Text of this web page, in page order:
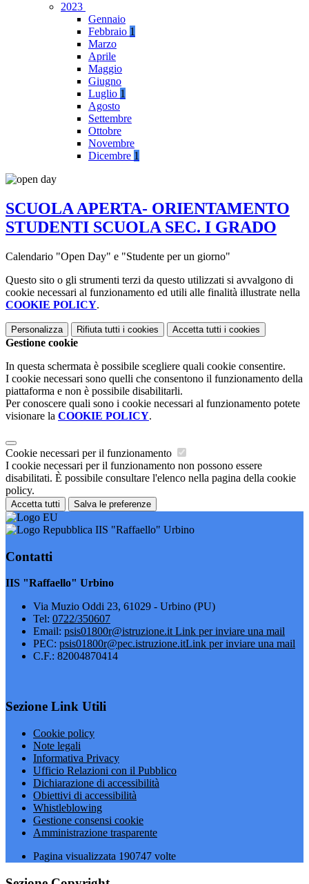
2023
Gennaio
Febbraio 1
Marzo
Aprile
Maggio
Giugno
Luglio 1
Agosto
Settembre
Ottobre
Novembre
Dicembre 1
SCUOLA APERTA- ORIENTAMENTO
STUDENTI SCUOLA SEC. I GRADO
Calendario "Open Day" e "Studente per un giorno"
Questo sito o gli strumenti terzi da questo utilizzati si avvalgono di
cookie necessari al funzionamento ed utili alle finalità illustrate nella
COOKIE POLICY.
Personalizza Rifiuta tutti i cookies Accetta tutti i cookies
Gestione cookie
In questa schermata è possibile scegliere quali cookie consentire.
I cookie necessari sono quelli che consentono il funzionamento della
piattaforma e non è possibile disabilitarli.
Per conoscere quali sono i cookie necessari al funzionamento potete
visionare la COOKIE POLICY.
Cookie necessari per il funzionamento
I cookie necessari per il funzionamento non possono essere
disabilitati. È possibile consultare l'elenco nella pagina della cookie
policy.
Accetta tutti Salva le preferenze
IIS "Raffaello" Urbino
Contatti
IIS "Raffaello" Urbino
Via Muzio Oddi 23, 61029 - Urbino (PU)
Tel: 0722/350607
Email: psis01800r@istruzione.it Link per inviare una mail
PEC: psis01800r@pec.istruzione.itLink per inviare una mail
C.F.: 82004870414
Sezione Link Utili
Cookie policy
Note legali
Informativa Privacy
Ufficio Relazioni con il Pubblico
Dichiarazione di accessibilità
Obiettivi di accessibilità
Whistleblowing
Gestione consensi cookie
Amministrazione trasparente
Pagina visualizzata 190747 volte